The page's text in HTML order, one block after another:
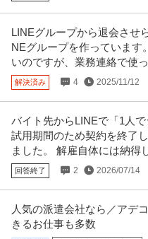
LINEグループから退会させ
NEグループを作っています
いのですが、業務連絡で使っ
解決済み 4 2025/11/12
バイト先からLINEで「1人
試用期間のため契約を終了
ました。 解雇自体には納得
回答終了 2 2026/07/14
人気の派遣会社なら／アデ
きるお仕事も多数